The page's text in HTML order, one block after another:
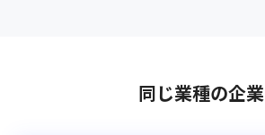
同じ業種の企業